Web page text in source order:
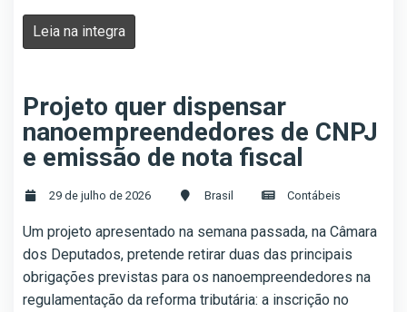
Leia na integra
Projeto quer dispensar
nanoempreendedores de CNPJ
e emissão de nota fiscal
29 de julho de 2026 Brasil Contábeis
Um projeto apresentado na semana passada, na Câmara
dos Deputados, pretende retirar duas das principais
obrigações previstas para os nanoempreendedores na
regulamentação da reforma tributária: a inscrição no